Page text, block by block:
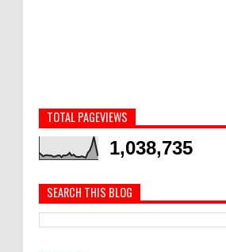
TOTAL PAGEVIEWS
1,038,735
SEARCH THIS BLOG